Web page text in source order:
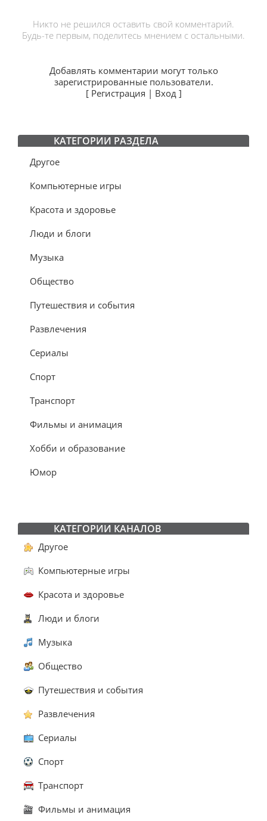
Никто не решился оставить свой комментарий.
Будь-те первым, поделитесь мнением с остальными.
Добавлять комментарии могут только
зарегистрированные пользователи.
[ Регистрация | Вход]
КАТЕГОРИИ РАЗДЕЛА
Другое
Компьютерные игры
Красота и здоровье
Люди и блоги
Музыка
Общество
Путешествия и события
Развлечения
Сериалы
Спорт
Транспорт
Фильмы и анимация
Хобби и образование
Юмор
КАТЕГОРИИ КАНАЛОВ
Другое
Компьютерные игры
Красота и здоровье
Люди и блоги
Музыка
Общество
Путешествия и события
Развлечения
Сериалы
Спорт
Транспорт
Фильмы и анимация